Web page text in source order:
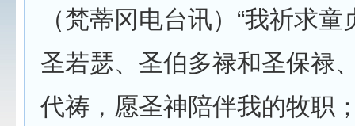
（梵蒂冈电台讯）“我祈求
圣若瑟、圣伯多禄和圣保禄
代祷，愿圣神陪伴我的牧职